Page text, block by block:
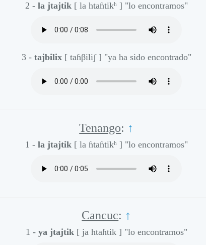
2 - la jtajtik [ la htaɦtikʰ ] "lo encontramos"
3 - tajbilix [ taɦβiliʃ ] "ya ha sido encontrado"
Tenango: ↑
1 - la jtajtik [ la ɦtaɦtikʰ ] "lo encontramos"
Cancuc: ↑
1 - ya jtajtik [ ja htaɦtik ] "lo encontramos"